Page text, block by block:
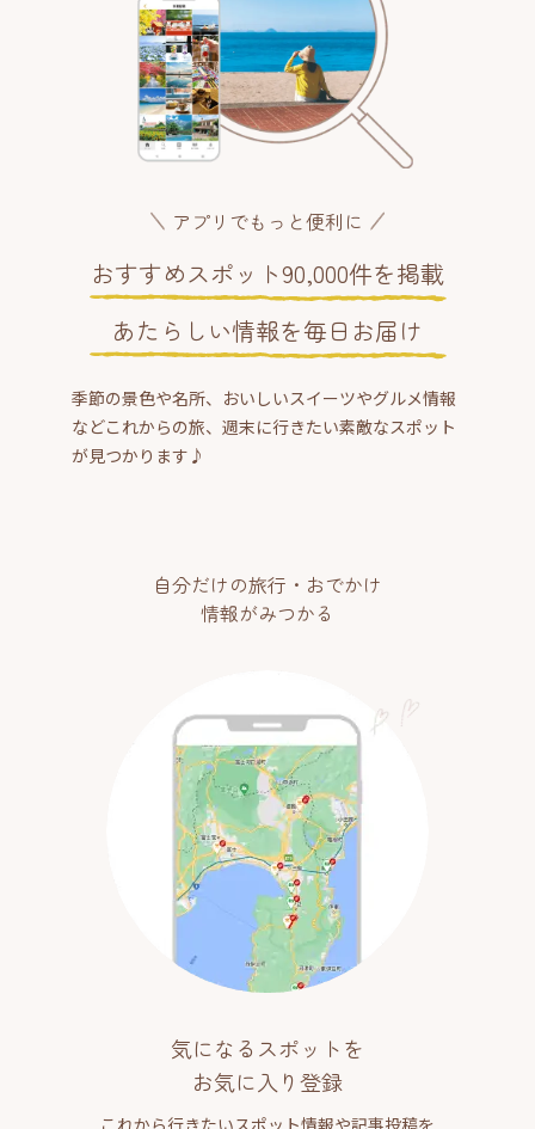
アプリでもっと便利に
おすすめスポット90,000件を掲載
あたらしい情報を毎日お届け
季節の景色や名所、おいしいスイーツやグルメ情報
などこれからの旅、週末に行きたい素敵なスポット
が見つかります♪
自分だけの旅行・おでかけ
情報がみつかる
気になるスポットを
お気に入り登録